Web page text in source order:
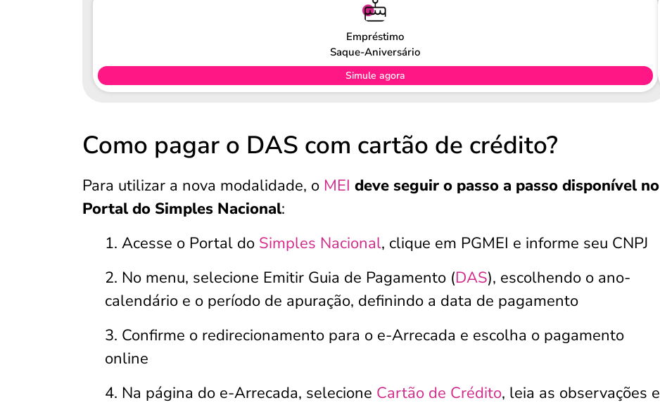
Empréstimo
Saque-Aniversário
Simule agora
Como pagar o DAS com cartão de crédito?
Para utilizar a nova modalidade, o MEI deve seguir o passo a passo disponível no
Portal do Simples Nacional:
Acesse o Portal do Simples Nacional, clique em PGMEI e informe seu CNPJ
No menu, selecione Emitir Guia de Pagamento (DAS), escolhendo o ano-
calendário e o período de apuração, definindo a data de pagamento
Confirme o redirecionamento para o e-Arrecada e escolha o pagamento
online
Na página do e-Arrecada, selecione Cartão de Crédito, leia as observações e